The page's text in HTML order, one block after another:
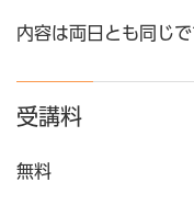
内容は両日とも同じで
受講料
無料